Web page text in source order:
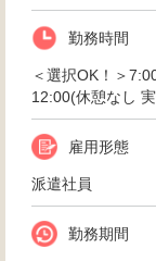
勤務時間
＜選択OK！＞
12:00(休憩なし
雇用形態
派遣社員
勤務期間